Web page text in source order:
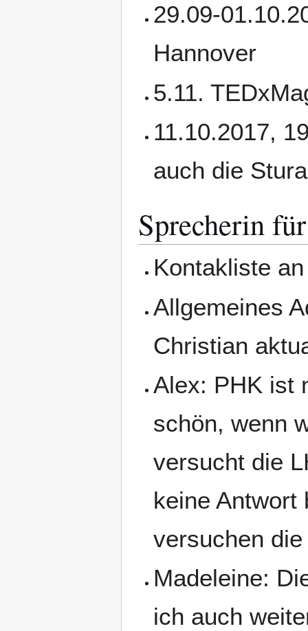
29.09-
Hannover
5.11.
11.10.2017,
auch die
Sprecherin
Kontakliste
Allgemeines
Christian
Alex: PHK ist
schön, wenn
versucht die
keine Antwort
versuchen
Madeleine:
ich auch